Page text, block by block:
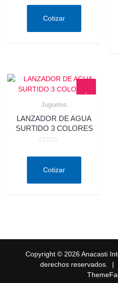
deCotizar
Juguetes
LANZADOR DE AGUA
SURTIDO 3 COLORES
deCotizar
Copyright © 2026 Anacasti
derechos reservados.
|